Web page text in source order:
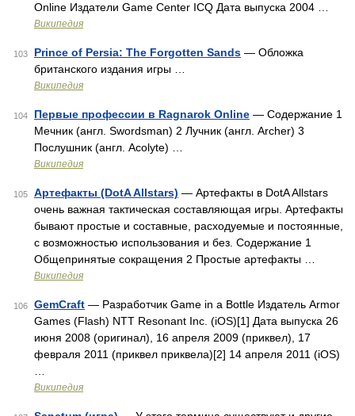
Online Издатели Game Center ICQ Дата выпуска 2004 …
Википедия
103 Prince of Persia: The Forgotten Sands — Обложка
британского издания игры …
Википедия
104 Первые профессии в Ragnarok Online — Содержание 1
Мечник (англ. Swordsman) 2 Лучник (англ. Archer) 3
Послушник (англ. Acolyte) …
Википедия
105 Артефакты (DotA Allstars) — Артефакты в DotA Allstars
очень важная тактическая составляющая игры. Артефакты
бывают простые и составные, расходуемые и постоянные,
с возможностью использования и без. Содержание 1
Общепринятые сокращения 2 Простые артефакты …
Википедия
106 GemCraft — Разработчик Game in a Bottle Издатель Armor
Games (Flash) NTT Resonant Inc. (iOS)[1] Дата выпуска 26
июня 2008 (оригинал), 16 апреля 2009 (приквел), 17
февраля 2011 (приквел приквела)[2] 14 апреля 2011 (iOS)
Википедия